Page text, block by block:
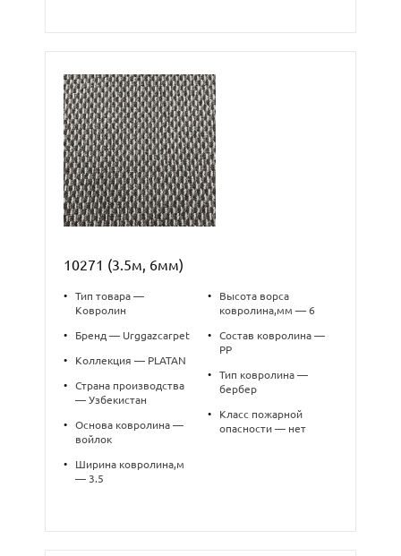
10271 (3.5м, 6мм)
•
Тип товара —
Ковролин
• Бренд — Urggazcarpet
• Коллекция — PLATAN
•
Страна производства
— Узбекистан
•
Основа ковролина —
войлок
•
Ширина ковролина,м
— 3.5
•
Высота ворса
ковролина,мм — 6
•
Состав ковролина —
PP
•
Тип ковролина —
бербер
•
Класс пожарной
опасности — нет